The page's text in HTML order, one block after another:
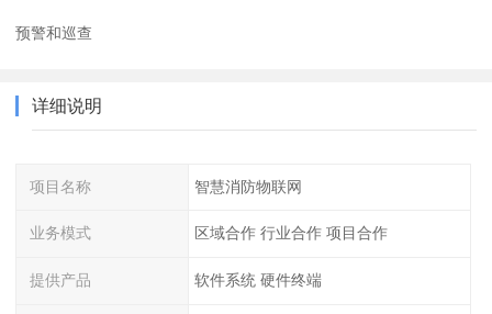
预警和巡查
详细说明
项目名称 智慧消防物联网
业务模式 区域合作 行业合作 项目合作
提供产品 软件系统 硬件终端